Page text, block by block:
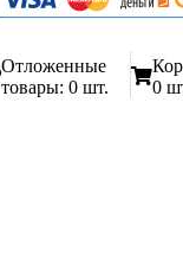
Отложенные
товары: 0 шт.
0